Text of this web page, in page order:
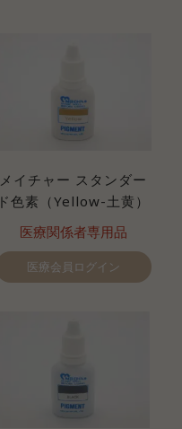
メイチャー スタンダー
ド色素（Yellow-土黄）
医療関係者専用品
医療会員ログイン